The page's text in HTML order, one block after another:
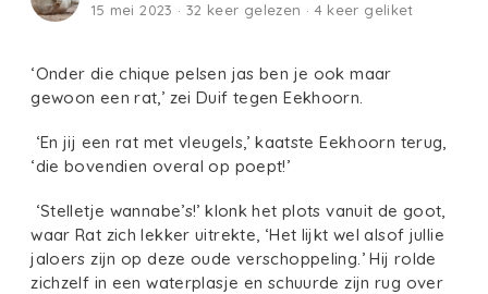
15 mei 2023 · 32 keer gelezen · 4 keer geliket
‘Onder die chique pelsen jas ben je ook maar
gewoon een rat,’ zei Duif tegen Eekhoorn.
‘En jij een rat met vleugels,’ kaatste Eekhoorn terug,
‘die bovendien overal op poept!’
‘Stelletje wannabe’s!’ klonk het plots vanuit de goot,
waar Rat zich lekker uitrekte, ‘Het lijkt wel alsof jullie
jaloers zijn op deze oude verschoppeling.’ Hij rolde
zichzelf in een waterplasje en schuurde zijn rug over